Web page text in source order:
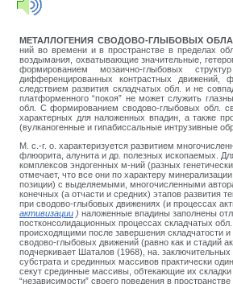
МЕТАЛЛОГЕНИЯ СВОДОВО-ГЛЫБОВЫХ
ний во времени и в пространстве в пределах
воздымания, охватывающие значительные,
формированием мозаично-глыбовых
дифференцированных контрастных
следствием развития складчатых обл. и не
платформенного “покоя” не может служить
обл. С формированием сводово-глыбовых обл.
характерных для наложенных впадин, а также
(вулканогенные и гипабиссальные интрузивные
М. с.-г. о. характеризуется развитием
флюорита, алунита и др. полезных ископаемых.
комплексов эндогенных м-ний (разных
отмечает, что все они по характеру
позиции) с выделяемыми, многочисленными
конечных (а отчасти и средних) этапов развития
при сводово-глыбовых движениях (и процессах
активизации ) наложенные впадины заполнены
постконсолидационных процессах складчатых
происходящими после завершения складчатости и
сводово-глыбовых движений (равно как и стадий
подчеркивает Шаталов (1968), на.
субстрата и срединных массивов практически
секут срединные массивы, обтекающие их
“независимости” своего поведения в